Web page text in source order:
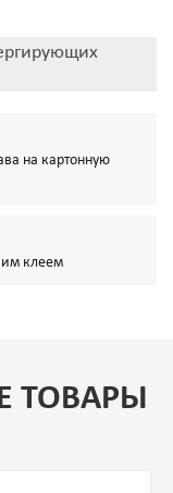
на картонную
клеем
ТОВАРЫ